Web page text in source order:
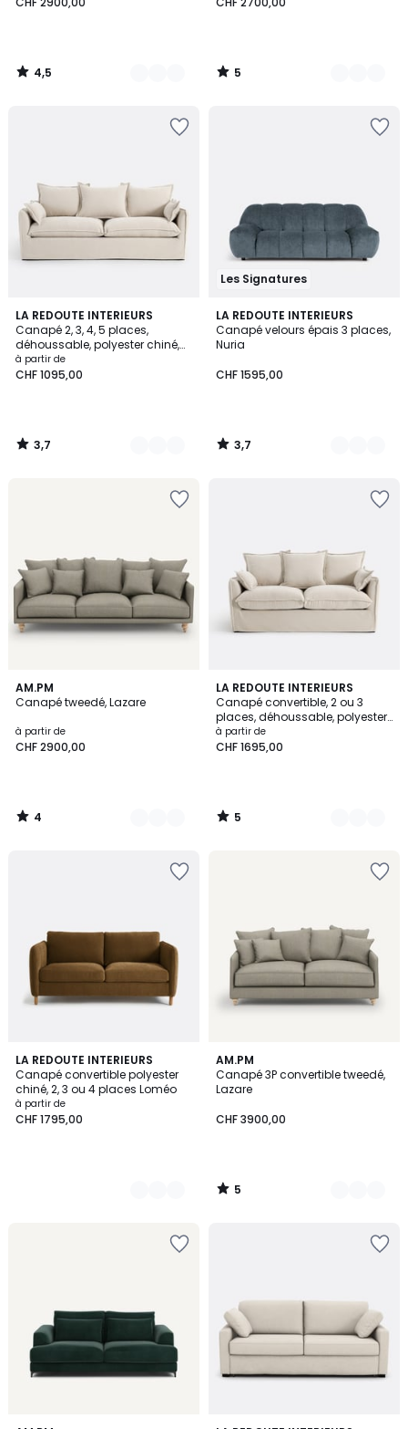
4,5
/
5
/
LA REDOUTE INTERIEURS
Canapé 2, 3, 4, 5 places,
déhoussable, polyester chiné,
ODNA
à partir de
CHF 1095,00
3,7
/ 5
9
Couleurs
3,7
/
Les Signatures
LA REDOUTE INTERIEURS
Canapé velours épais 3 places,
Nuria
CHF 1595,00
3,7
/ 5
6
Couleurs
3,7
/
AM.PM
Canapé tweedé, Lazare
à partir de
CHF 2900,00
4
/
3
Couleurs
4
/
LA REDOUTE INTERIEURS
Canapé convertible, 2 ou 3
places, déhoussable, polyester
chiné, ODNA
à partir de
CHF 1695,00
5
/
5
9
Couleurs
5
/
LA REDOUTE INTERIEURS
Canapé convertible polyester
chiné, 2, 3 ou 4 places Loméo
à partir de
CHF 1795,00
4
Couleurs
AM.PM
Canapé 3P convertible tweedé,
Lazare
CHF 3900,00
5
/
5
3
Couleurs
5
/